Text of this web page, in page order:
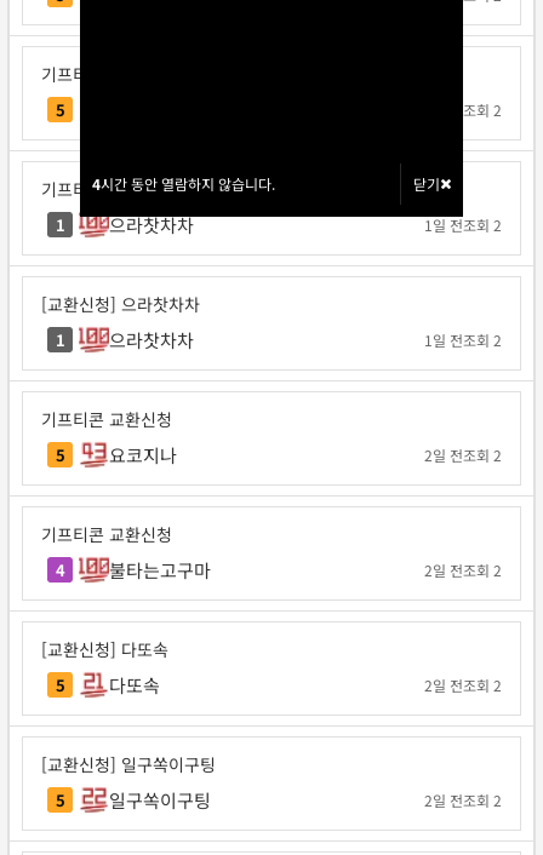
4시간 동안 열람하지 않습니다. 닫기
4시간 동안 열람하지 않습니다. 닫기
기프티콘 교환신청
5 조회 2
기프티콘 교환신청
1 으라찻차차 1일 전조회 2
[교환신청] 으라찻차차
1 으라찻차차 1일 전조회 2
기프티콘 교환신청
5 요코지나 2일 전조회 2
기프티콘 교환신청
4 불타는고구마 2일 전조회 2
[교환신청] 다또속
5 다또속 2일 전조회 2
[교환신청] 일구쏙이구팅
5 일구쏙이구팅 2일 전조회 2